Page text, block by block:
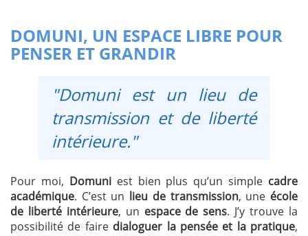
DOMUNI, UN ESPACE LIBRE POUR
PENSER ET GRANDIR
"Domuni est un lieu de
transmission et de liberté
intérieure."
Pour moi, Domuniest bien plus qu’un simple cadre
académique. C’est un lieu de transmission, une école
de liberté intérieure, un espace de sens. J’y trouve la
possibilité de faire dialoguer la pensée et la pratique,